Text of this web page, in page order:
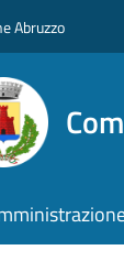
Abruzzo